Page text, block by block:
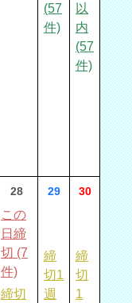
(57
件)
以
内
(57
件)
28
この
日締
切 (7
件)
締切
29
締
切1
週
30
締
切
1